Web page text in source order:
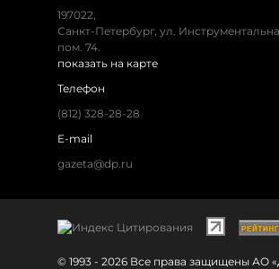
197022,
Санкт-Петербург, ул.
пом. 74.
показать на карте
Телефон
(812) 328-28-28
E-mail
gazeta@dp.ru
© 1993 - 2026 Все права защищены АО